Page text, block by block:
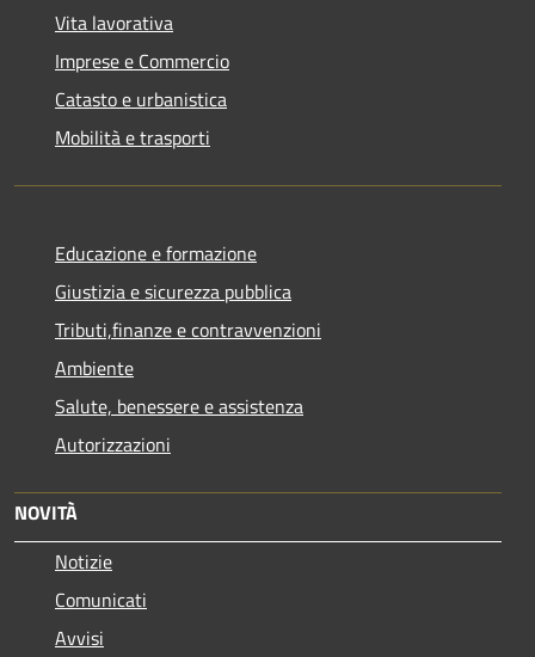
Vita lavorativa
Imprese e Commercio
Catasto e urbanistica
Mobilità e trasporti
Educazione e formazione
Giustizia e sicurezza pubblica
Tributi,finanze e contravvenzioni
Ambiente
Salute, benessere e assistenza
Autorizzazioni
NOVITÀ
Notizie
Comunicati
Avvisi